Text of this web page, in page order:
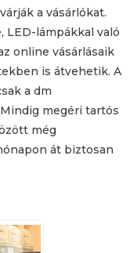
a vásárlókat.
LED-lámpákkal való
online vásárlásaik
is átvehetik. A
a dm
megéri tartós
még
át biztosan